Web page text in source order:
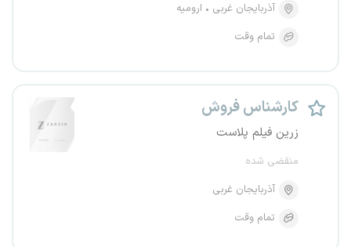
آذربایجان غربی
ارومیه
تمام وقت
کارشناس فروش
زرین فیلم پلاست
منقضی شده
آذربایجان غربی
تمام وقت